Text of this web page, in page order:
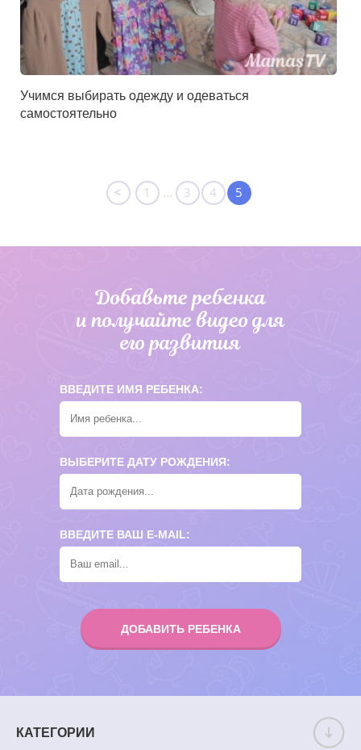
Учимся выбирать одежду и одеваться
самостоятельно
< 1 ... 3 4 5
Добавьте ребенка
и получайте видеодля
его развития
ВВЕДИТЕ ИМЯ РЕБЕНКА:
ВЫБЕРИТЕ ДАТУ РОЖДЕНИЯ:
ВВЕДИТЕ ВАШ E-MAIL:
ДОБАВИТЬ РЕБЕНКА
КАТЕГОРИИ